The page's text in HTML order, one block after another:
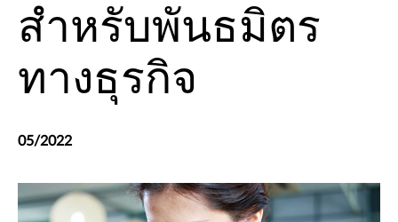
สำหรับพันธมิตร
ทางธุรกิจ
05/2022